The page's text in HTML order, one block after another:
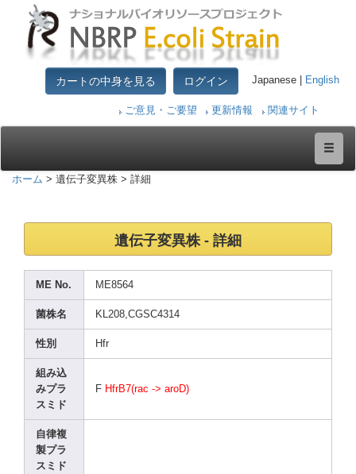
カートの中身を見る ログイン Japanese | English
ご意見・ご要望 更新情報 関連サイト
ホーム > 遺伝子変異株 > 詳細
遺伝子変異株 - 詳細
ME No. ME8564
菌株名 KL208,CGSC4314
性別 Hfr
組み込
みプラ
スミド
F HfrB7(rac -> aroD)
自律複
製プラ
スミド